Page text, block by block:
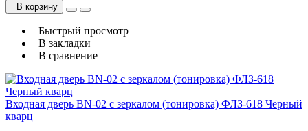
В корзину
Быстрый просмотр
В закладки
В сравнение
Входная дверь BN-02 с зеркалом (тонировка) ФЛЗ-618 Черный
кварц